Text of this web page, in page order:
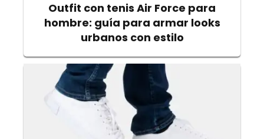
Outfit con tenis Air Force para
hombre: guía para armar looks
urbanos con estilo